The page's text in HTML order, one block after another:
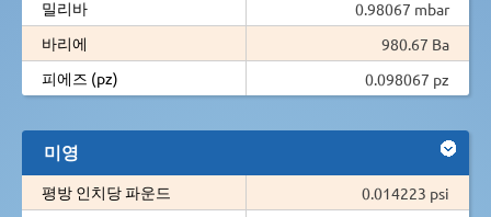
밀리바
0.98067 mbar
바리에
980.67 Ba
피에즈 (pz)
0.098067 pz
미영
평방 인치당 파운드 0.014223 psi